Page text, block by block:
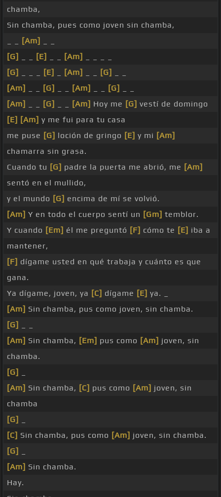
chamba,
Sin chamba, pues como joven sin chamba,
[Am]
[G]
[E] [Am]
[G]
[E] [Am] [G]
[Am]
[G] [Am] [G]
[Am]
[G] [Am] Hoy me [G] vestí de domingo
[E] [Am] y me fui para tu casa
me puse [G] loción de gringo [E] y mi [Am]
chamarra sin grasa.
Cuando tu [G] padre la puerta me abrió, me [Am]
sentó en el mullido,
y el mundo [G] encima de mí se volvió.
[Am] Y en todo el cuerpo sentí un [Gm] temblor.
Y cuando [Em] él me preguntó [F] cómo te [E] iba a
mantener,
[F] dígame usted en qué trabaja y cuánto es que
gana.
Ya dígame, joven, ya [C] dígame [E] ya. _
[Am] Sin chamba, pus como joven, sin chamba.
[G]
[Am] Sin chamba, [Em] pus como [Am] joven, sin
chamba.
[G]
[Am] Sin chamba, [C] pus como [Am] joven, sin
chamba
[G]
[C] Sin chamba, pus como [Am] joven, sin chamba.
[G]
[Am] Sin chamba.
Hay.